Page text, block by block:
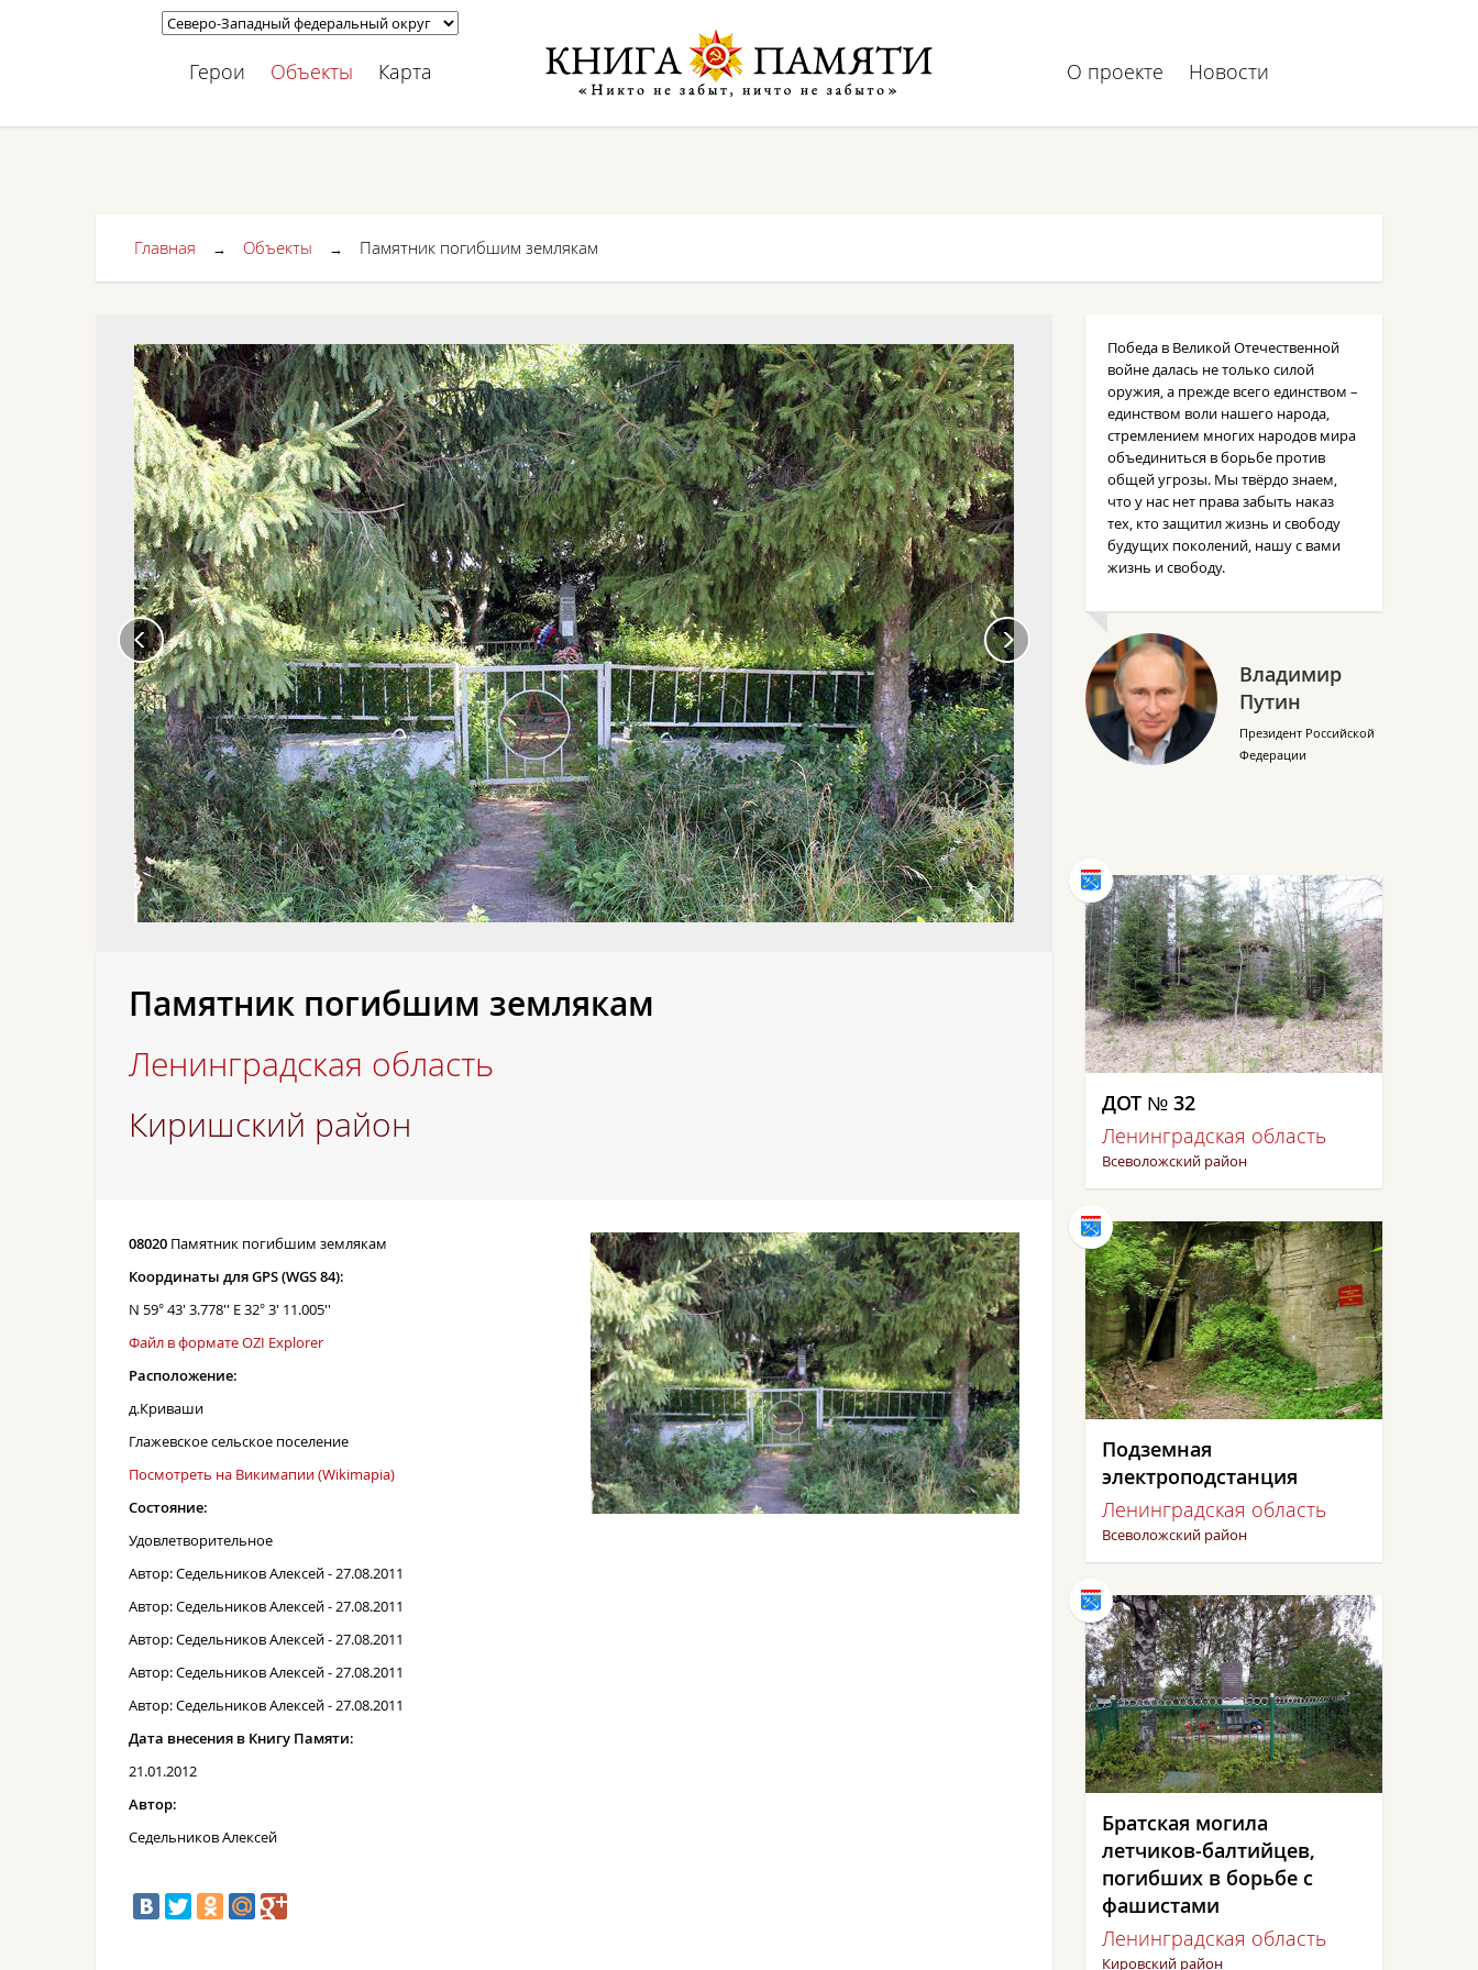
Герои Объекты Карта О проекте Новости
Главная → Объекты → Памятник погибшим землякам
Памятник погибшим землякам
Ленинградская область
Киришский район
08020 Памятник погибшим землякам
Координаты для GPS (WGS 84):
N 59° 43' 3.778'' E 32° 3' 11.005''
Файл в формате OZI Explorer
Расположение:
д.Криваши
Глажевское сельское поселение
Посмотреть на Викимапии (Wikimapia)
Состояние:
Удовлетворительное
Автор: Седельников Алексей - 27.08.2011
Автор: Седельников Алексей - 27.08.2011
Автор: Седельников Алексей - 27.08.2011
Автор: Седельников Алексей - 27.08.2011
Автор: Седельников Алексей - 27.08.2011
Дата внесения в Книгу Памяти:
21.01.2012
Автор:
Седельников Алексей
Победа в Великой Отечественной
войне далась не только силой
оружия, а прежде всего единством –
единством воли нашего народа,
стремлением многих народов мира
объединиться в борьбе против
общей угрозы. Мы твёрдо знаем,
что у нас нет права забыть наказ
тех, кто защитил жизнь и свободу
будущих поколений, нашу с вами
жизнь и свободу.
Владимир
Путин
Президент Российской
Федерации
ДОТ № 32
Ленинградская область
Всеволожский район
Подземная
электроподстанция
Ленинградская область
Всеволожский район
Братская могила
летчиков-балтийцев,
погибших в борьбе с
фашистами
Ленинградская область
Кировский район